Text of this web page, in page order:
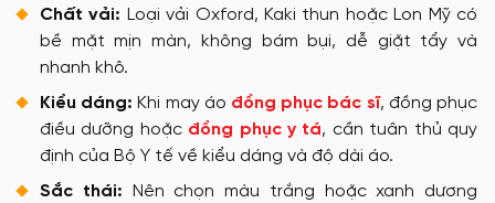
Chất vải: Loại vải Oxford, Kaki thun hoặc Lon Mỹ có
bề mặt mịn màn, không bám bụi, dễ giặt tẩy và
nhanh khô.
Kiểu dáng: Khi may áo đồng phục bác sĩ, đồng phục
điều dưỡng hoặc đồng phục y tá, cần tuân thủ quy
định của Bộ Y tế về kiểu dáng và độ dài áo.
Sắc thái: Nên chọn màu trắng hoặc xanh dương